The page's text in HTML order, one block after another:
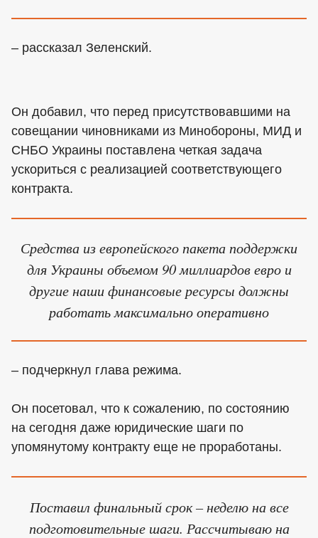
– рассказал Зеленский.
Он добавил, что перед присутствовавшими на
совещании чиновниками из Минобороны, МИД и
СНБО Украины поставлена четкая задача
ускориться с реализацией соответствующего
контракта.
Средства из европейского пакета поддержки
для Украины объемом 90 миллиардов евро и
другие наши финансовые ресурсы должны
работать максимально оперативно
– подчеркнул глава режима.
Он посетовал, что к сожалению, по состоянию
на сегодня даже юридические шаги по
упомянутому контракту еще не проработаны.
Поставил финальный срок – неделю на все
подготовительные шаги. Рассчитываю на